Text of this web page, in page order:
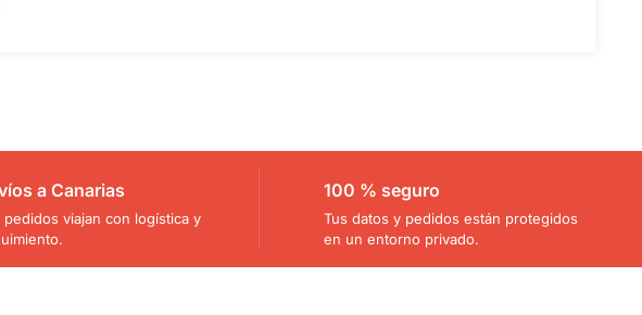
a Canarias
pedidos viajan con logística y
100 % seguro
Tus datos y pedidos están protegidos
en un entorno privado.